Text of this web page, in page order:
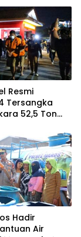
Resmi
Tersangka
52,5 Ton
Hadir
Air